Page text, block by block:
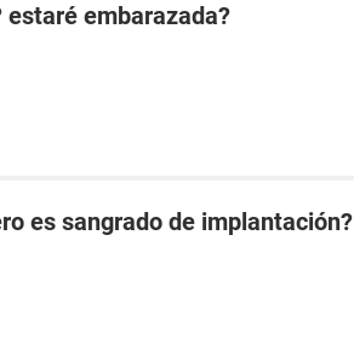
estaré embarazada?
es sangrado de implantación?